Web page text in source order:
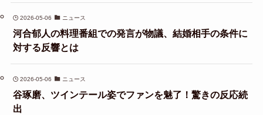
2026-05-06 ニュース
河合郁人の料理番組での発言が物議、結婚相手の条件に
対する反響とは
2026-05-06 ニュース
谷琢磨、ツインテール姿でファンを魅了！驚きの反応続
出